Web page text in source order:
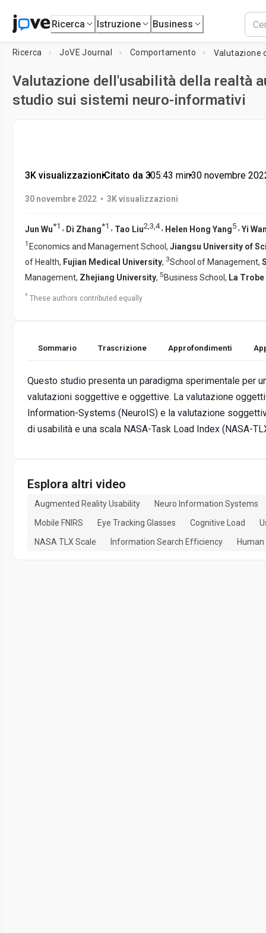
Ricerca Istruzione Business
Ricerca JoVE Journal Comportamento
Valutazione dell'usabilità della realtà
studio sui sistemi neuro-informativi
3K visualizzazioni•Citato da 3•05:43 min•30 novembre
30 novembre 2022 • 3K visualizzazioni
Jun Wu*1 , Di Zhang*1 , Tao Liu2,3,4, Helen Hong Yang5 , Yi
1 Economics and Management School, Jiangsu University of
of Health, Fujian Medical University, 3School of Management,
Management, Zhejiang University, 5 Business School, La
* These authors contributed equally
Sommario Trascrizione Approfondimenti
Questo studio presenta un paradigma sperimentale per
valutazioni soggettive e oggettive. La valutazione
Information-Systems (NeuroIS) e la valutazione
di usabilità e una scala NASA-Task Load Index (NASA-
Esplora altri video
Augmented Reality Usability
Neuro Information Systems
Mobile FNIRS
Eye Tracking Glasses Cognitive Load
NASA TLX Scale
Information Search Efficiency